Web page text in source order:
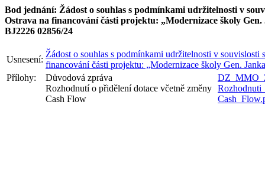
Bod jednání: Žádost o souhlas s podmínkami udržitelnosti v
Ostrava na financování části projektu: „Modernizace školy Gen.
BJ2226 02856/24
Usnesení:
Žádost o souhlas s podmínkami udržitelnosti v
financování části projektu: „Modernizace školy Gen.
Přílohy:
Důvodová zpráva
Rozhodnutí o přidělení dotace včetně změny
Cash Flow